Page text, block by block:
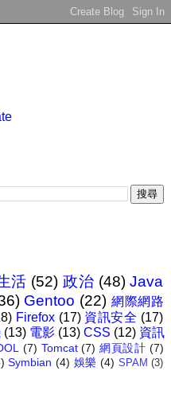
活 (52) 政治 (48) Java
Gentoo (22) 網際網路
Firefox (17) 資訊安全 (17)
(13) 電影 (13) CSS (12) 資訊
(7) Tomcat (7) 網頁設計 (7)
Symbian (4) 娛樂 (4) SPAM (3)